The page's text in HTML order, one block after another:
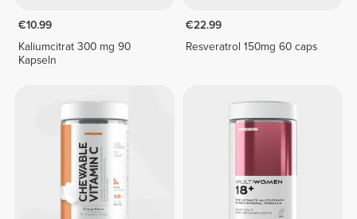
€10.99
Kaliumcitrat 300 mg 90
Kapseln
€22.99
Resveratrol 150mg 60 caps